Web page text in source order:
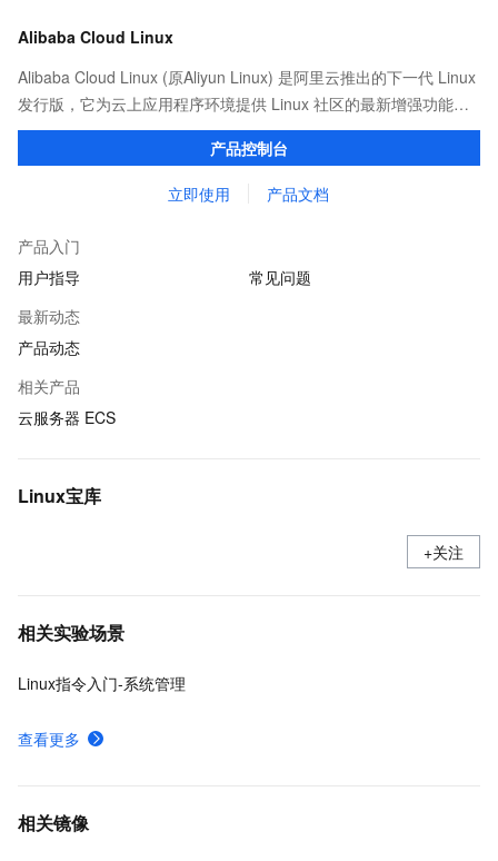
Alibaba Cloud Linux
Alibaba Cloud Linux (原Aliyun Linux) 是阿里云推出的下一代 Linux
发行版，它为云上应用程序环境提供 Linux 社区的最新增强功能，
在提供云上最佳用户体验的同时，也针对阿里云基础设施做了深度
产品控制台
立即使用 产品文档
产品入门
用户指导
常见问题
最新动态
产品动态
相关产品
云服务器 ECS
Linux宝库
+关注
相关实验场景
Linux指令入门-系统管理
查看更多
相关镜像